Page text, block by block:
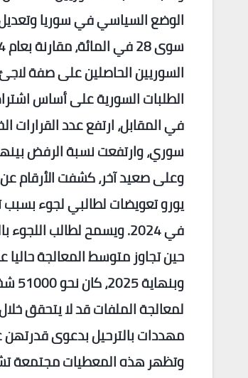
الطلبات السورية على أساس
سوري، وارتفعت نسبة الرفض بينها بنحو 67 في المائة مقارنة
يورو تعويضات لطالبي لجوء
في 2024. ويسمح لطالب
حين تجاوز متوسط المعالجة حاليا
لمعالجة الملفات قد لا يتحقق
مهددات بالترحيل بدعوى قدرتهن
وتظهر هذه المعطيات مجتمعة